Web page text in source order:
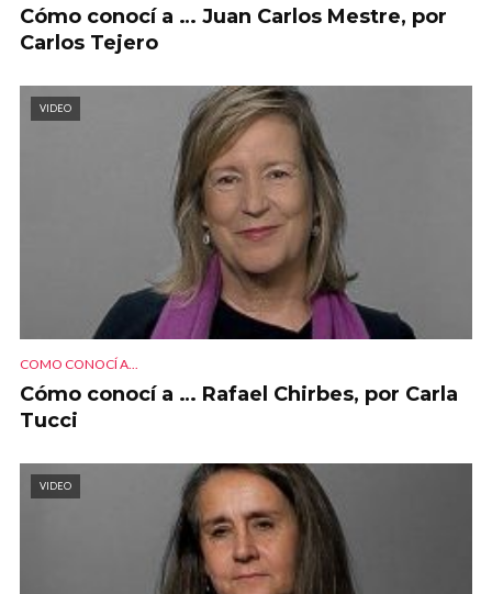
Cómo conocí a … Juan Carlos Mestre, por
Carlos Tejero
VIDEO
COMO CONOCÍ A...
Cómo conocí a … Rafael Chirbes, por Carla
Tucci
VIDEO